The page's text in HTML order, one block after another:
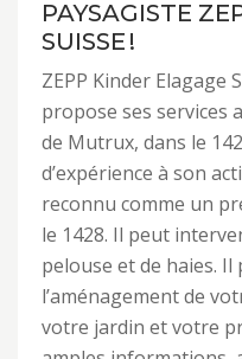
PAYSAGISTE
SUISSE !
ZEPP Kinder Elagage
propose ses services
de Mutrux, dans le
d’expérience à son
reconnu comme un
le 1428. Il peut
pelouse et de haies.
l’aménagement de
votre jardin et votre